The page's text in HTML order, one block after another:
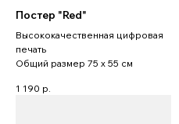
Постер "Red"
Высококачественная цифровая
печать
Общий размер 75 x 55 см
1 190 р.